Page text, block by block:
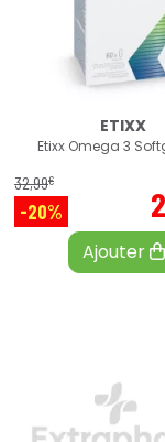
ETIXX
Etixx Omega 3
32,99€
-20%
Ajouter